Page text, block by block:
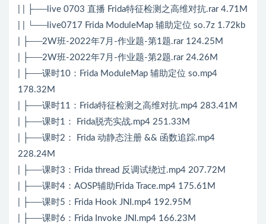
| | ├──live 0703 直播 Frida特征检测之高维对抗.rar 4.71M
| | └──live0717 Frida ModuleMap 辅助定位 so.7z 1.72kb
| ├──2W班-2022年7月-作业题-第1题.rar 124.25M
| ├──2W班-2022年7月-作业题-第2题.rar 24.26M
| ├──课时10：Frida ModuleMap 辅助定位 so.mp4
178.32M
| ├──课时11：Frida特征检测之高维对抗.mp4 283.41M
| ├──课时1： Frida脱壳实战.mp4 251.33M
| ├──课时2： Frida 动静态注册 && 函数追踪.mp4
228.24M
| ├──课时3：Frida thread 反调试绕过.mp4 207.72M
| ├──课时4：AOSP辅助Frida Trace.mp4 175.61M
| ├──课时5：Frida Hook JNI.mp4 192.95M
| ├──课时6：Frida Invoke JNI.mp4 166.23M